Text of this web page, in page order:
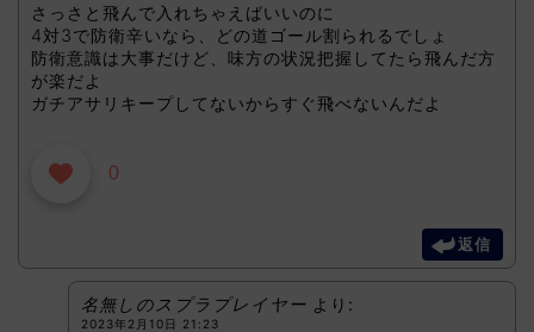
さっさと飛んで入れちゃえばいいのに
4対3で防衛辛いなら、どの道ゴール割られるでしょ
防衛意識は大事だけど、味方の状況把握してたら飛んだ方
が楽だよ
ガチアサリキープしてないからすぐ飛べないんだよ
0
返信
名無しのスプラプレイヤー より:
2023年2月10日 21:23